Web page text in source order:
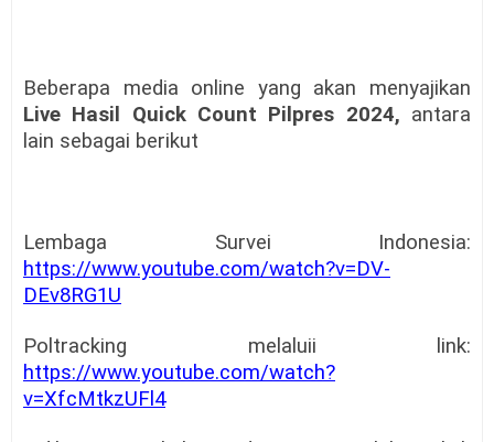
Beberapa media online yang akan menyajikan
Live Hasil Quick Count Pilpres 2024, antara
lain sebagai berikut
Lembaga Survei Indonesia:
https://www.youtube.com/watch?v=DV-
DEv8RG1U
Poltracking melaluii link:
https://www.youtube.com/watch?
v=XfcMtkzUFl4